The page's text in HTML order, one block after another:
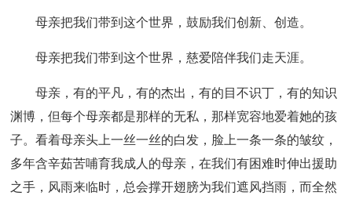
母亲把我们带到这个世界，鼓励我们创新、创造。
母亲把我们带到这个世界，慈爱陪伴我们走天涯。
母亲，有的平凡，有的杰出，有的目不识丁，有的知识
渊博，但每个母亲都是那样的无私，那样宽容地爱着她的孩
子。看着母亲头上一丝一丝的白发，脸上一条一条的皱纹，
多年含辛茹苦哺育我成人的母亲，在我们有困难时伸出援助
之手，风雨来临时，总会撑开翅膀为我们遮风挡雨，而全然